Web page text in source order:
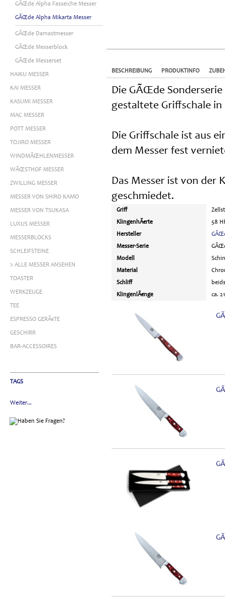
GÃŒde Alpha Fasseiche Messer
GÃŒde Alpha Mikarta Messer
GÃŒde Damastmesser
GÃŒde Messerblock
GÃŒde Messerset
HAIKU MESSER
KAI MESSER
KASUMI MESSER
MAC MESSER
POTT MESSER
TOJIRO MESSER
WINDMÃŒHLENMESSER
WÃŒSTHOF MESSER
ZWILLING MESSER
MESSER VON SHIRO KAMO
MESSER VON TSUKASA
LUXUS MESSER
MESSERBLOCKS
SCHLEIFSTEINE
> ALLE MESSER ANSEHEN
TOASTER
WERKZEUGE
TEE
ESPRESSO GERÃ€TE
GESCHIRR
BAR-ACCESSOIRES
TAGS
Weiter...
BESCHREIBUNG PRODUKTINFO
Die GÃŒde
gestaltete Griffschale in
Die Griffschale ist aus
dem Messer fest
Das Messer ist von der
geschmiedet.
Griff
KlingenhÃ€rte
58
Hersteller
Messer-Serie
Modell
Material
Schliff
KlingenlÃ€nge
ca.